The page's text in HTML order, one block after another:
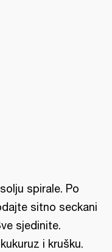
spirale. Po
sitno seckani
sjedinite.
i krušku.